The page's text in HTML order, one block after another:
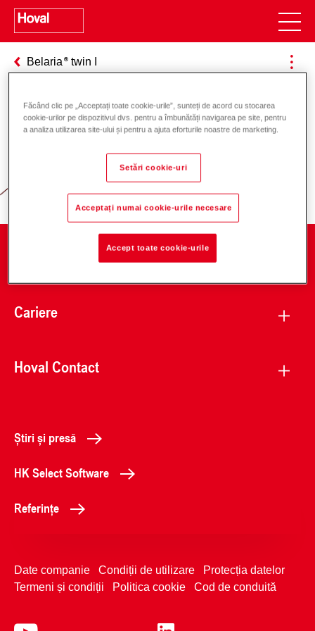
Belaria twin I
Responsabilitate pentru energie și
mediu
Cariere
Hoval Contact
Știri și presă
HK Select Software
Referințe
Date companie Condiții de utilizare
Protecția datelor
Termeni și condiții
Politica cookie Cod de conduită
Făcând clic pe „Acceptați toate cookie-urile”, sunteți de acord cu stocarea
cookie-urilor pe dispozitivul dvs. pentru a îmbunătăți navigarea pe site, pentru
a analiza utilizarea site-ului și pentru a ajuta eforturile noastre de marketing.
Setări cookie-uri
Acceptați numai cookie-urile necesare
Accept toate cookie-urile